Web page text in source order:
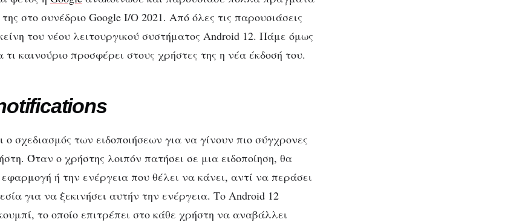
SMART LIVING ΤΕΧΝΟΛΟΓΊΑ
η νέα έκδοση
στο συνέδριο Google I/O 2021. Από όλες τις παρουσιάσεις
του νέου λειτουργικού συστήματος Android 12. Πάμε όμως
καινούριο προσφέρει στους χρήστες της η νέα έκδοσή του.
σχεδιασμός των ειδοποιήσεων για να γίνουν πιο σύγχρονες
Όταν ο χρήστης λοιπόν πατήσει σε μια ειδοποίηση, θα
ή την ενέργεια που θέλει να κάνει, αντί να περάσει
για να ξεκινήσει αυτήν την ενέργεια. Το Android 12
το οποίο επιτρέπει στο κάθε χρήστη να αναβάλλει